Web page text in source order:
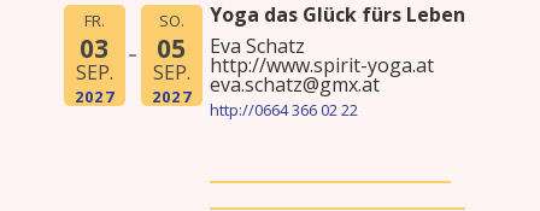
FR.
03
SEP.
2027
SO.
05
SEP.
2027
Yoga das Glück fürs Leben
Eva Schatz
http://www.spirit-yoga.at
eva.schatz@gmx.at
http://0664 366 02 22